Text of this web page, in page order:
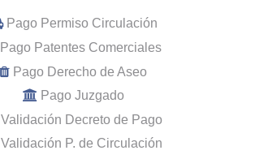
Pago Permiso Circulación
Pago Patentes Comerciales
Pago Derecho de Aseo
Pago Juzgado
Validación Decreto de Pago
Validación P. de Circulación